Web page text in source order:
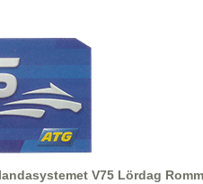
V75 Lördag